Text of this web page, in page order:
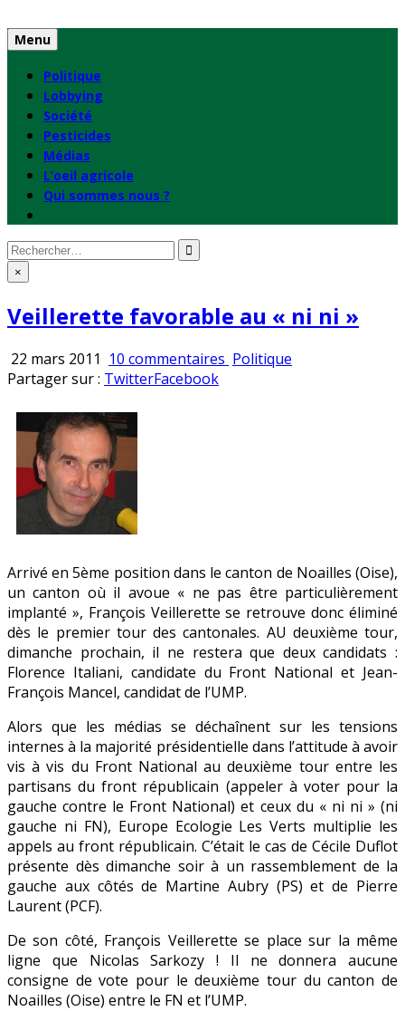
to
content
Menu
Politique
Lobbying
Société
Pesticides
Médias
L’oeil agricole
Qui sommes nous ?
Rechercher
: ×
Veillerette favorable au « ni ni »
22 mars 2011 10 commentaires sur
Publié
Politique
Partager sur : TwitterFacebook
Arrivé en 5ème position dans le canton de Noailles (Oise),
un canton où il avoue « ne pas être particulièrement
implanté », François Veillerette se retrouve donc éliminé
dès le premier tour des cantonales. AU deuxième tour,
dimanche prochain, il ne restera que deux candidats :
Florence Italiani, candidate du Front National et Jean-
François Mancel, candidat de l’UMP.
Alors que les médias se déchaînent sur les tensions
internes à la majorité présidentielle dans l’attitude à avoir
vis à vis du Front National au deuxième tour entre les
partisans du front républicain (appeler à voter pour la
gauche contre le Front National) et ceux du « ni ni » (ni
gauche ni FN), Europe Ecologie Les Verts multiplie les
appels au front républicain. C’était le cas de Cécile Duflot
présente dès dimanche soir à un rassemblement de la
gauche aux côtés de Martine Aubry (PS) et de Pierre
Laurent (PCF).
De son côté, François Veillerette se place sur la même
ligne que Nicolas Sarkozy ! Il ne donnera aucune
consigne de vote pour le deuxième tour du canton de
Noailles (Oise) entre le FN et l’UMP.